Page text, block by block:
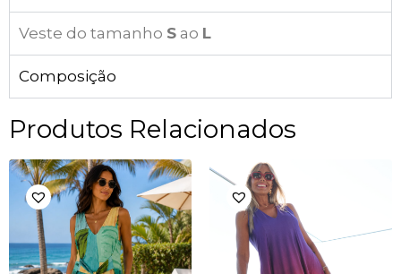
Veste do tamanho S ao L
Composição
Produtos Relacionados